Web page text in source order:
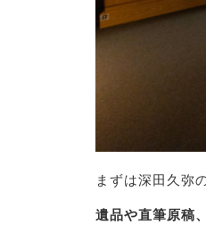
まずは深田久弥
遺品や直筆原稿